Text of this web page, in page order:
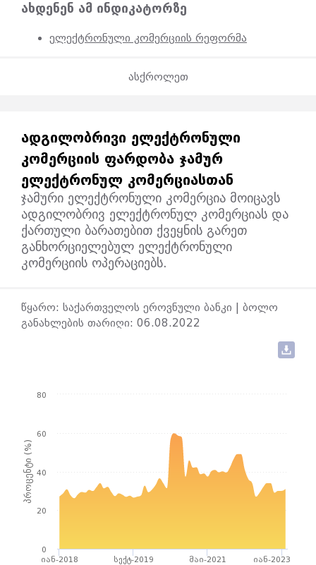
ახდენენ ამ ინდიკატორზე
ელექტრონული კომერციის რეფორმა
ასქროლეთ
ᲐᲓᲒᲘᲚᲝᲑᲠᲘᲕᲘ ᲔᲚᲔᲥᲢᲠᲝᲜᲣᲚᲘ
ᲙᲝᲛᲔᲠᲪᲘᲘᲡ ᲤᲐᲠᲓᲝᲑᲐ ᲯᲐᲛᲣᲠ
ᲔᲚᲔᲥᲢᲠᲝᲜᲣᲚ ᲙᲝᲛᲔᲠᲪᲘᲐᲡᲗᲐᲜ
ჯამური ელექტრონული კომერცია მოიცავს
ადგილობრივ ელექტრონულ კომერციას და
ქართული ბარათებით ქვეყნის გარეთ
განხორციელებულ ელექტრონული
კომერციის ოპერაციებს.
წყარო: საქართველოს ეროვნული ბანკი | ბოლო
განახლების თარიღი: 06.08.2022
პროცენტი (%)
იან-2018 სექტ-2019 მაი-2021 იან-2023
0
20
40
60
80